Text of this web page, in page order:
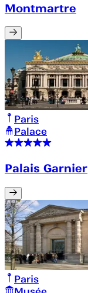
Montmartre
Paris
Palace
Palais Garnier
Paris